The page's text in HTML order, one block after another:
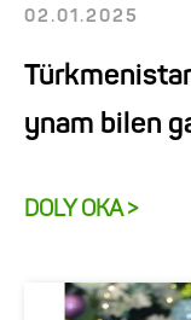
02.01.2025
ynam bilen
DOLY OKA >